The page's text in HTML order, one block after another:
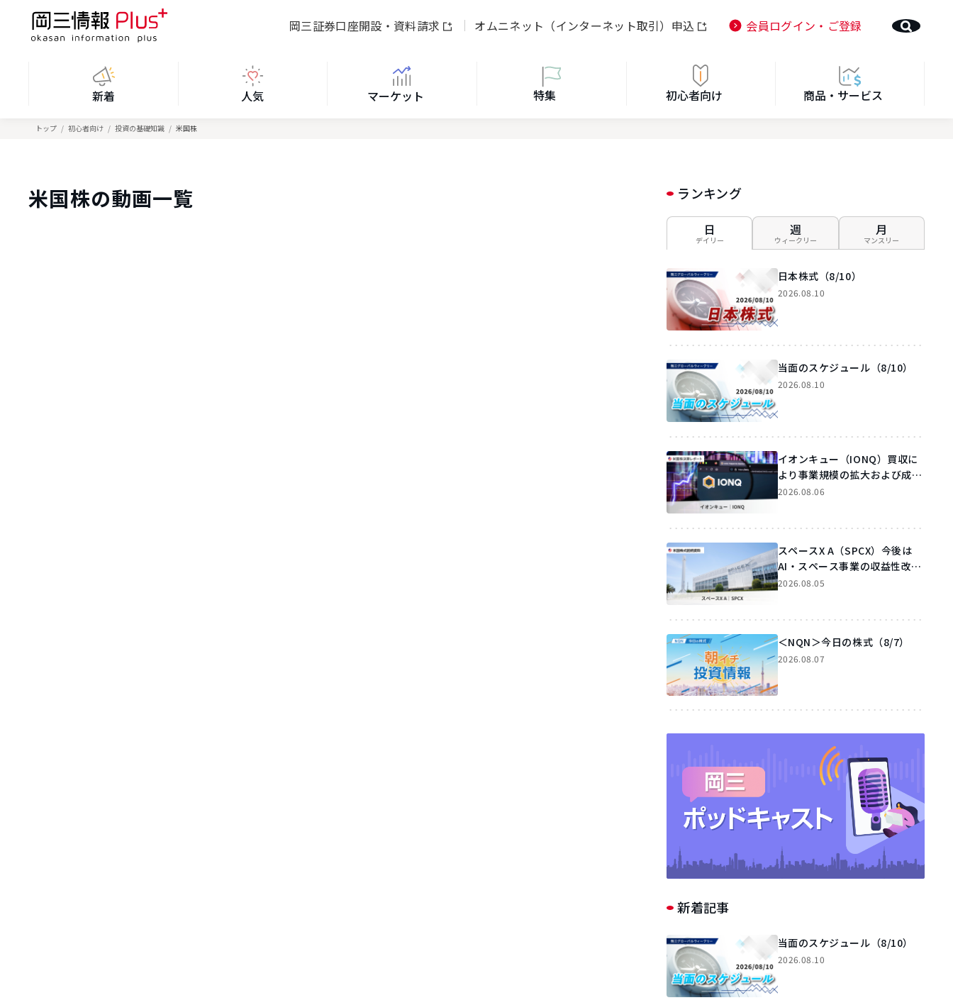
岡三証券口座開設・資料請求 オムニネット（インターネット取引）申込 会員ログイン・ご登録
新着 人気 マーケット 特集 初心者向け 商品・サービス
トップ 初心者向け 投資の基礎知識 米国株
米国株の動画一覧 ランキング
日
デイリー
週
ウィークリー
月
マンスリー
日本株式（8/10）
2026.08.10
当面のスケジュール（8/10）
2026.08.10
イオンキュー（IONQ）買収に
より事業規模の拡大および成長
加速が見込めよう
2026.08.06
スペースX A（SPCX）今後は
AI・スペース事業の収益性改善
が焦点に
2026.08.05
＜NQN＞今日の株式（8/7）
2026.08.07
新着記事
当面のスケジュール（8/10）
2026.08.10